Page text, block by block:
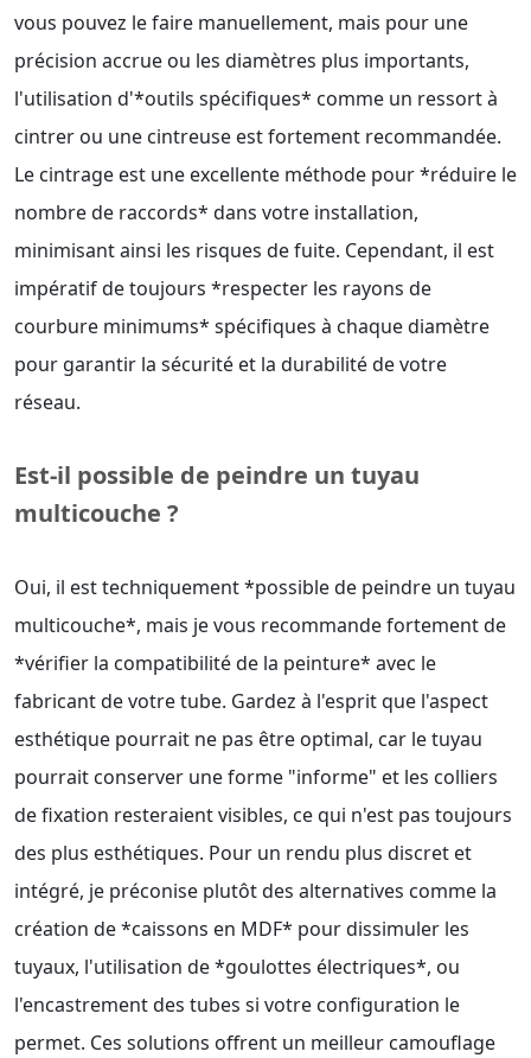
vous pouvez le faire manuellement, mais pour une
précision accrue ou les diamètres plus importants,
l'utilisation d'*outils spécifiques* comme un ressort à
cintrer ou une cintreuse est fortement recommandée.
Le cintrage est une excellente méthode pour *réduire le
nombre de raccords* dans votre installation,
minimisant ainsi les risques de fuite. Cependant, il est
impératif de toujours *respecter les rayons de
courbure minimums* spécifiques à chaque diamètre
pour garantir la sécurité et la durabilité de votre
réseau.
Est-il possible de peindre un tuyau
multicouche ?
Oui, il est techniquement *possible de peindre un tuyau
multicouche*, mais je vous recommande fortement de
*vérifier la compatibilité de la peinture* avec le
fabricant de votre tube. Gardez à l'esprit que l'aspect
esthétique pourrait ne pas être optimal, car le tuyau
pourrait conserver une forme "informe" et les colliers
de fixation resteraient visibles, ce qui n'est pas toujours
des plus esthétiques. Pour un rendu plus discret et
intégré, je préconise plutôt des alternatives comme la
création de *caissons en MDF* pour dissimuler les
tuyaux, l'utilisation de *goulottes électriques*, ou
l'encastrement des tubes si votre configuration le
permet. Ces solutions offrent un meilleur camouflage